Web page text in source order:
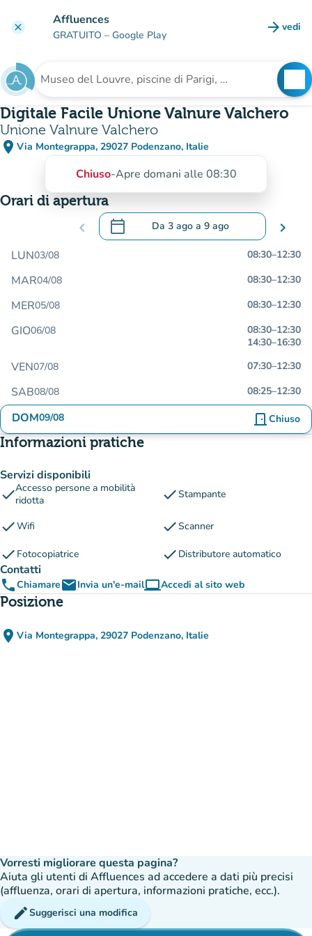
clear Affluences
GRATUITO – Google Play arrow_forward vedi
Cerca una struttura
Digitale Facile Unione Valnure Valchero
Unione Valnure Valchero
place Via Montegrappa, 29027 Podenzano, Italie
(apri in Google Maps)
(nuova scheda)
Chiuso-Apre domani alle 08:30
Orari di apertura
chevron_left calendar_today Da 3 ago a 9 ago
.Aprire il calendario per modificare le
chevron_right
LUN03/08 08:30–12:30
MAR04/08 08:30–12:30
MER05/08 08:30–12:30
GIO06/08 08:30–12:30
14:30–16:30
VEN07/08 07:30–12:30
SAB08/08 08:25–12:30
DOM09/08 door_front Chiuso
Informazioni pratiche
Servizi disponibili
checkAccesso persone a mobilità
ridotta
checkStampante
checkWifi checkScanner
check Fotocopiatrice check Distributore automatico
Contatti
phoneChiamareemailInvia un'e-mailcomputerAccedi al sito web
(nuova scheda)
Posizione
place Via Montegrappa, 29027 Podenzano, Italie
(apri in Google Maps)
(nuova scheda)
Vorresti migliorare questa pagina?
Aiuta gli utenti di Affluences ad accedere a dati più precisi
(affluenza, orari di apertura, informazioni pratiche, ecc.).
editSuggerisci una modifica